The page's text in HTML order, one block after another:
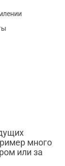
много
или за